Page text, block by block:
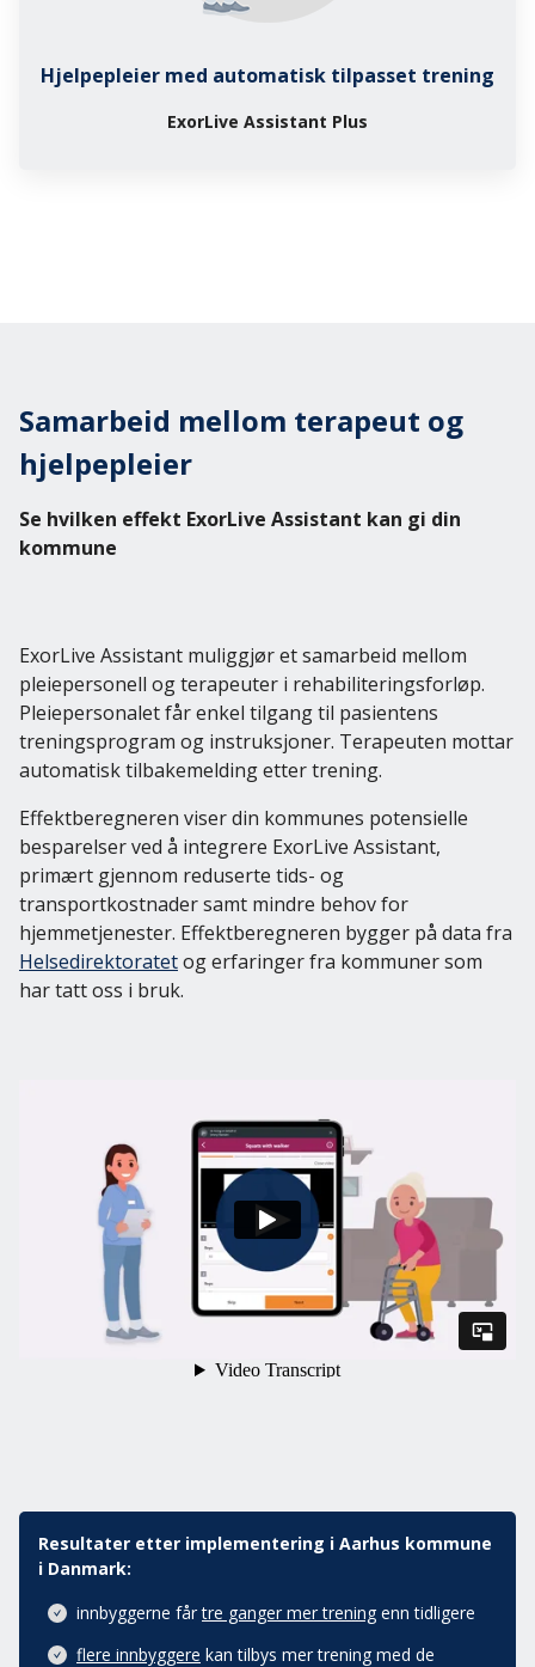
Hjelpepleier med automatisk tilpasset trening
ExorLive Assistant Plus
Samarbeid mellom terapeut og
hjelpepleier
Se hvilken effekt ExorLive Assistant kan gi din
kommune
ExorLive Assistant muliggjør et samarbeid mellom
pleiepersonell og terapeuter i rehabiliteringsforløp.
Pleiepersonalet får enkel tilgang til pasientens
treningsprogram og instruksjoner. Terapeuten mottar
automatisk tilbakemelding etter trening.
Effektberegneren viser din kommunes potensielle
besparelser ved å integrere ExorLive Assistant,
primært gjennom reduserte tids- og
transportkostnader samt mindre behov for
hjemmetjenester. Effektberegneren bygger på data fra
Helsedirektoratetog erfaringer fra kommuner som
har tatt oss i bruk.
Resultater etter implementering i Aarhus kommune
i Danmark:
innbyggerne fårtre ganger mer trening enn tidligere
flere innbyggere kan tilbys mer trening med de